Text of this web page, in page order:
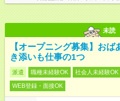
未読
【オープニング募集】お
き添いも仕事の1つ
派遣 職種未経験OK 社会人未経験OK
WEB登録・面接OK